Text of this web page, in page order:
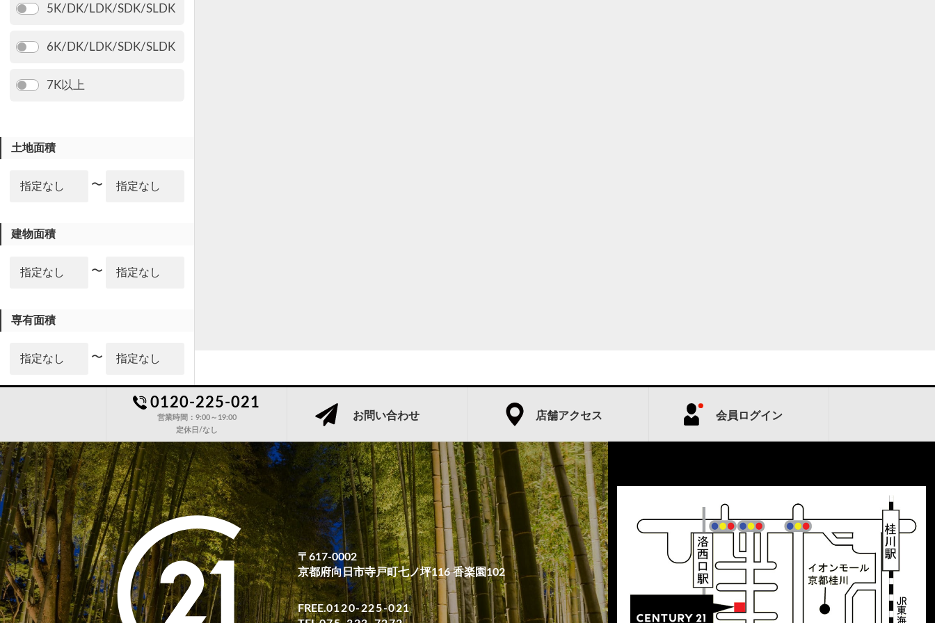
5K/DK/LDK/SDK/SLDK
6K/DK/LDK/SDK/SLDK
7K以上
土地面積
〜
建物面積
〜
専有面積
〜
〜
築年数
小学校区
0120-225-021
営業時間：9:00～19:00
定休日/なし
お問い合わせ 店舗アクセス 会員ログイン
〒617-0002
京都府向日市寺戸町七ノ坪116 香楽園102
FREE.0120-225-021